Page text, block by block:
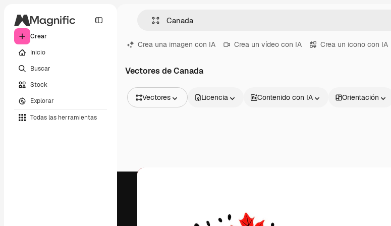
Crear
Inicio
Buscar
Stock
Explorar
Todas las herramientas
Crea una imagen con IA Crea un vídeo con IA Crea un icono con IA
Vectores de Canada
Vectores
Vídeos
Licencia Contenido con IA Orientación